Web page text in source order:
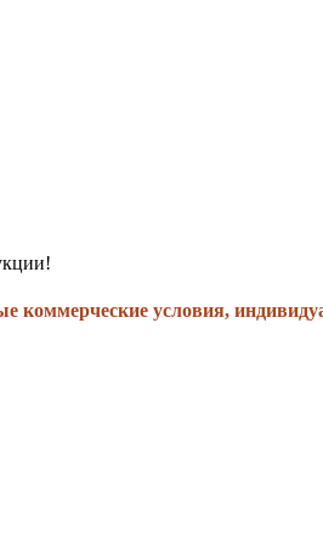
коммерческие условия,